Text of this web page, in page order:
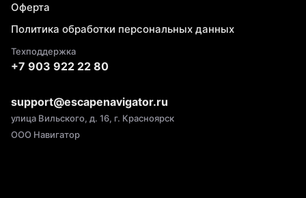
Оферта
Политика обработки персональных данных
Техподдержка
+7 903 922 22 80
support@escapenavigator.ru
улица Вильского, д. 16, г. Красноярск
ООО Навигатор